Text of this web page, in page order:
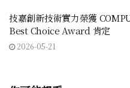
技嘉創新技術實力榮獲
Best Choice Award 肯定
2026-05-21